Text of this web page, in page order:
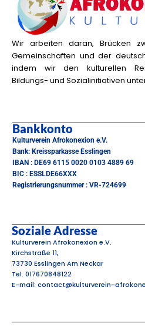
Wir arbeiten daran, Brücken
Gemeinschaften und der
indem wir den kulturellen
Bildungs- und Sozialinitiativen
Bankkonto
Kulturverein Afrokonexion e.V.
Bank: Kreissparkasse Esslingen
IBAN : DE69 6115 0020 0103 4889 69
BIC : ESSLDE66XXX
Registrierungsnummer : VR-724699
Soziale Adresse
Kulturverein Afrokonexion e.V.
Kirchstraße 11,
73730 Esslingen Am Neckar
Tel. 017670848122
E-mail: contact@kulturverein-